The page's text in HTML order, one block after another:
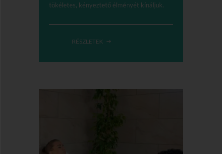
tökéletes, kényeztető élményét kínáljuk.
RÉSZLETEK